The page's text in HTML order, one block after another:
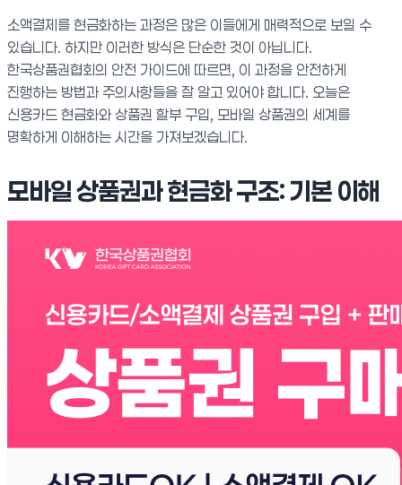
소액결제를 현금화하는 과정은 많은 이들에게 매력적으로 보일 수
있습니다. 하지만 이러한 방식은 단순한 것이 아닙니다.
한국상품권협회의 안전 가이드에 따르면, 이 과정을 안전하게
진행하는 방법과 주의사항들을 잘 알고 있어야 합니다. 오늘은
신용카드 현금화와 상품권 할부 구입, 모바일 상품권의 세계를
명확하게 이해하는 시간을 가져보겠습니다.
모바일 상품권과 현금화 구조: 기본 이해